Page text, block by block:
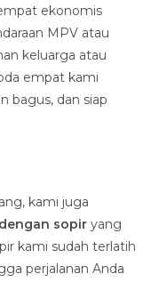
ekonomis
MPV atau
keluarga atau
empat kami
bagus, dan siap
kami juga
sopir yang
kami sudah terlatih
perjalanan Anda